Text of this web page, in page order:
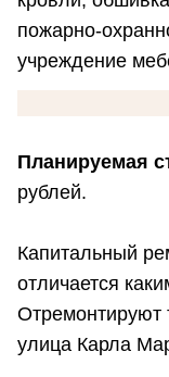
пожарно-
учреждение
Планируемая
рублей.
Капитальный
отличается
Отремонтируют
улица Карла